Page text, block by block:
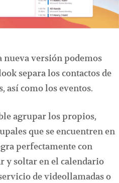
nueva versión podemos
separa los contactos de
así como los eventos.
agrupar los propios,
que se encuentren en
perfectamente con
y soltar en el calendario
de videollamadas o